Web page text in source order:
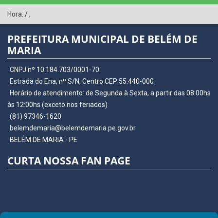
Hora: /,
PREFEITURA MUNICIPAL DE BELÉM DE
MARIA
CNPJ nº 10.184.703/0001-70
Estrada do Ena, nº S/N, Centro CEP 55.440-000
Horário de atendimento: de Segunda à Sexta, a partir das 08:00hs
às 12:00hs (exceto nos feriados)
(81) 97346-1620
belemdemaria@belemdemaria.pe.gov.br
BELÉM DE MARIA - PE
CURTA NOSSA FAN PAGE